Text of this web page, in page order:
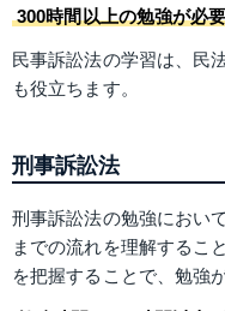
300時間以上の勉強が必
民事訴訟法の学習は、民
も役立ちます​​。
刑事訴訟法
刑事訴訟法の勉強におい
までの流れを理解するこ
を把握することで、勉強